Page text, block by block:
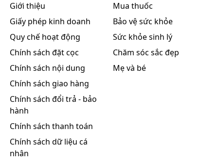
phải tiêm truyền tĩnh mạch. Không được pha loãng
chế phẩm với nước cất pha tiêm do có thể gây tan
huyết.
Không nên trộn lẫn các dung dịch albumin với các
thuốc khác có chứa máu và các thành phần của
máu nhưng có thể sử dụng đồng thời với các chế
phẩm tiêm khác khi thật sự cần thiết.
Các dung dịch albumin không nên trộn lẫn với
protein thủy phân hoặc các dung dịch có chứa cồn
túa protein.
Không thêm các thuốc bổ sung vào dung dịch
truyền.
Giới thiệu
Giấy phép kinh doanh
Quy chế hoạt động
Chính sách đặt cọc
Chính sách nội dung
Chính sách giao hàng
Chính sách đổi trả - bảo
hành
Chính sách thanh toán
Chính sách dữ liệu cá
nhân
Mua thuốc
Bảo vệ sức khỏe
Sức khỏe sinh lý
Chăm sóc sắc đẹp
Mẹ và bé